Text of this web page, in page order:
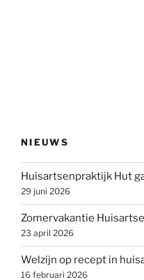
NIEUWS
Huisartsenpraktijk Hut
29 juni 2026
Zomervakantie
23 april 2026
Welzijn op recept in
16 februari 2026